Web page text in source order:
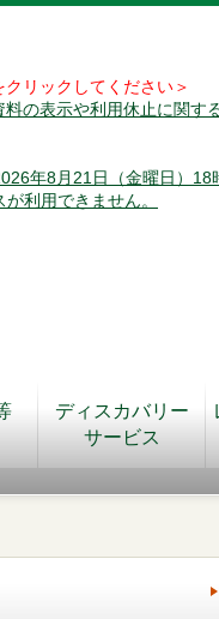
リックしてください＞
の表示や利用休止に関す
年8月21日（金曜日）18
利用できません。
ディスカバリー
サービス